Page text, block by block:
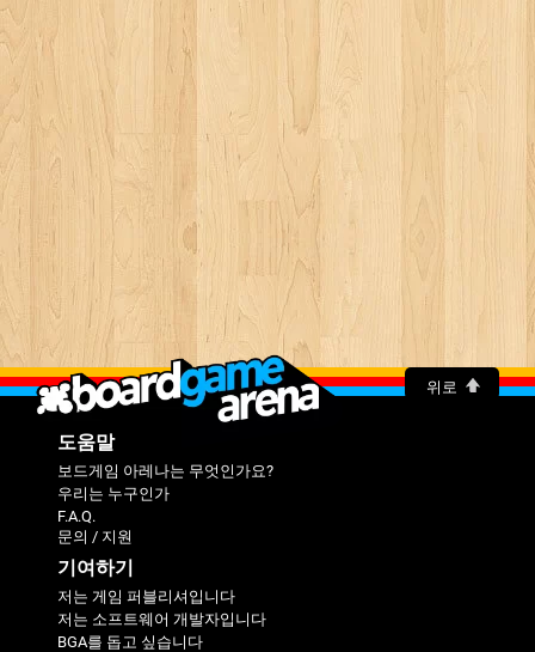
위로
도움말
보드게임 아레나는 무엇인가요?
우리는 누구인가
F.A.Q.
문의 / 지원
기여하기
저는 게임 퍼블리셔입니다
저는 소프트웨어 개발자입니다
BGA를 돕고 싶습니다